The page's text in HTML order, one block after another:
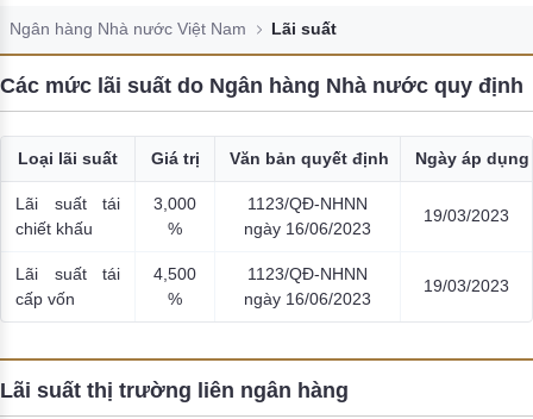
Đào tạo ISO
Ngân hàng Nhà nước Việt Nam Lãi suất
Các mức lãi suất do Ngân hàng Nhà nước quy định
Loại lãi suất Giá trị Văn bản quyết định Ngày áp dụng
Lãi suất tái
chiết khấu
3,000
%
1123/QĐ-NHNN
ngày 16/06/2023
19/03/2023
Lãi suất tái
cấp vốn
4,500
%
1123/QĐ-NHNN
ngày 16/06/2023
19/03/2023
Lãi suất thị trường liên ngân hàng